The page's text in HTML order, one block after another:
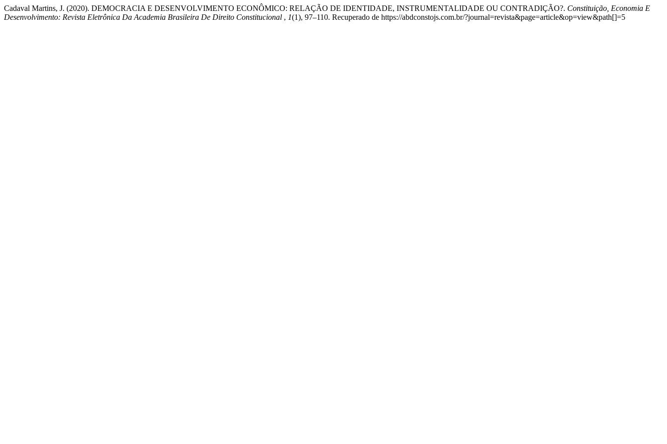
Cadaval Martins, J. (2020). DEMOCRACIA E DESENVOLVIMENTO ECONÔMICO: RELAÇÃO DE IDENTIDADE, INSTRUMENTALIDADE OU CONTRADIÇÃO?. Constituição, Economia E
Desenvolvimento: Revista Eletrônica Da Academia Brasileira De Direito Constitucional , 1(1), 97–110. Recuperado de https://abdconstojs.com.br/?journal=revista&page=article&op=view&path[]=5